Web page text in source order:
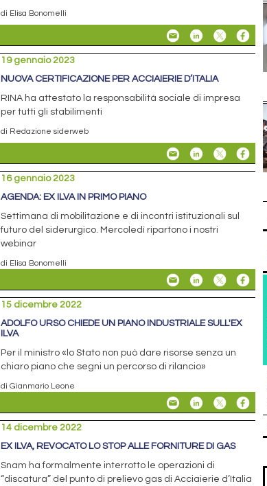
di Elisa Bonomelli
19 gennaio 2023
NUOVA CERTIFICAZIONE PER ACCIAIERIE D’ITALIA
RINA ha attestato la responsabilità sociale di impresa
per tutti gli stabilimenti
di Redazione siderweb
16 gennaio 2023
AGENDA: EX ILVA IN PRIMO PIANO
Settimana di mobilitazione e di incontri istituzionali sul
futuro del siderurgico. Mercoledì ripartono i nostri
webinar
di Elisa Bonomelli
15 dicembre 2022
ADOLFO URSO CHIEDE UN PIANO INDUSTRIALE SULL'EX
ILVA
Per il ministro «lo Stato non può dare risorse senza un
chiaro piano che segni un percorso di rilancio»
di Gianmario Leone
14 dicembre 2022
EX ILVA, REVOCATO LO STOP ALLE FORNITURE DI GAS
Snam ha formalmente interrotto le operazioni di
“discatura” del punto di prelievo gas di Acciaierie d’Italia